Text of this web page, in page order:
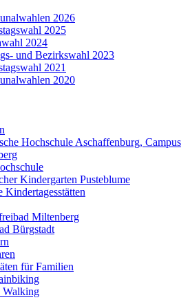
2026
2025
2024
und Bezirkswahl 2023
2021
2020
Hochschule Aschaffenburg, Campus
Kindergarten Pusteblume
Kindertagesstätten
Miltenberg
Bürgstadt
für Familien